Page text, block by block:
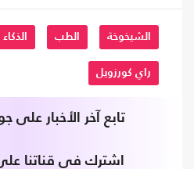
الشيخوخة الطب
راي كورزويل
تابع آخر الأخبار على
اشترك في قناتنا